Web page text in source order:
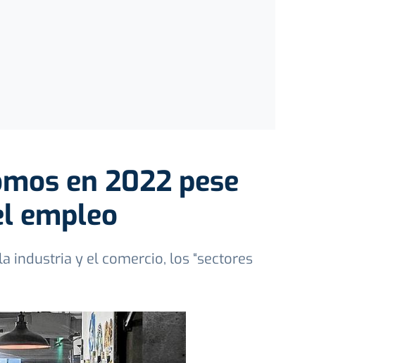
en 2022 pese
empleo
industria y el comercio, los “sectores